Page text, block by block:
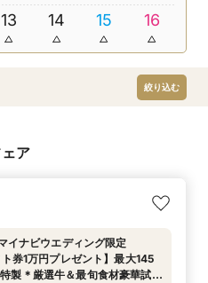
13 14 15 16
絞り込む
ア
イナビウエディング限定
券1万円プレゼント】最大145
製＊厳選牛＆最旬食材豪華試食